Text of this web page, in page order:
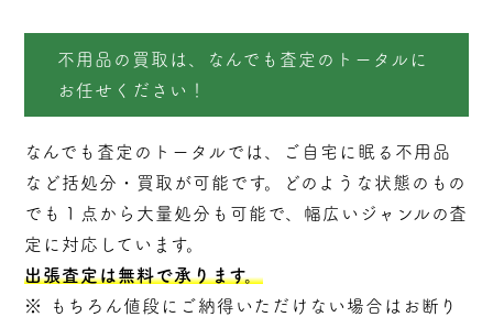
不用品の買取は、なんでも査定のトータルに
お任せください！
なんでも査定のトータルでは、ご自宅に眠る不用品
など括処分・ 買取 が可能です。どのような状態のもの
でも１点から大量処分も可能で、幅広いジャンルの査
定に対応しています。
出張査定は無料で承ります。
※ もちろん値段にご納得いただけない場合はお断り